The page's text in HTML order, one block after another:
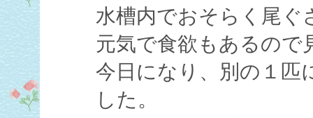
水槽内でおそらく尾ぐ
元気で食欲もあるの
今日になり、別の１匹
した。